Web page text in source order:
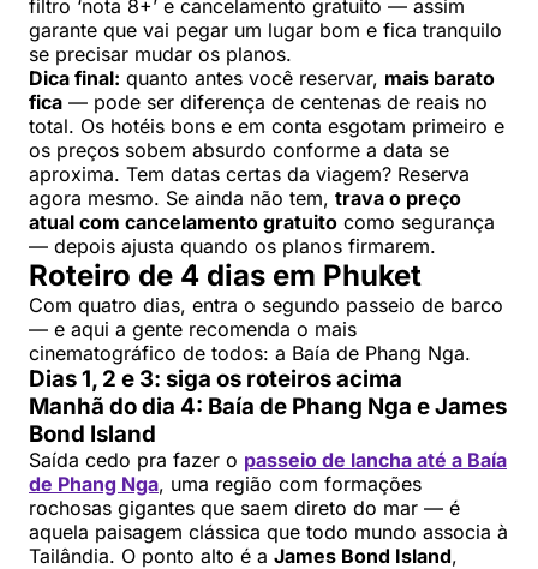
filtro ‘nota 8+’ e cancelamento gratuito — assim
garante que vai pegar um lugar bom e fica tranquilo
se precisar mudar os planos.
Dica final: quanto antes você reservar, mais barato
fica — pode ser diferença de centenas de reais no
total. Os hotéis bons e em conta esgotam primeiro e
os preços sobem absurdo conforme a data se
aproxima. Tem datas certas da viagem? Reserva
agora mesmo. Se ainda não tem, trava o preço
atual com cancelamento gratuito como segurança
— depois ajusta quando os planos firmarem.
Roteiro de 4 dias em Phuket
Com quatro dias, entra o segundo passeio de barco
— e aqui a gente recomenda o mais
cinematográfico de todos: a Baía de Phang Nga.
Dias 1, 2 e 3: siga os roteiros acima
Manhã do dia 4: Baía de Phang Nga e James
Bond Island
Saída cedo pra fazer o passeio de lancha até a Baía
de Phang Nga, uma região com formações
rochosas gigantes que saem direto do mar — é
aquela paisagem clássica que todo mundo associa à
Tailândia. O ponto alto é a James Bond Island,